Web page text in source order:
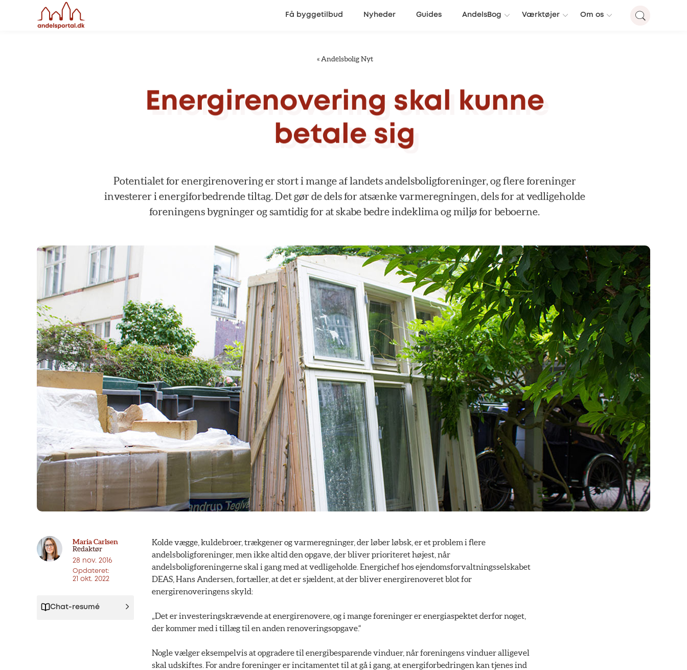
Få byggetilbud Nyheder Guides AndelsBog Værktøjer Om os
« Andelsbolig Nyt
Energirenovering skal
kunne
betale sig
Potentialet for energirenovering er stort i mange af landets andelsboligforeninger, og flere foreninger
investerer i energiforbedrende tiltag. Det gør de dels for atsænke varmeregningen, dels for at vedligeholde
foreningensbygningerogsamtidigforatskabebedreindeklimaogmiljøforbeboerne.
Maria Carlsen
Redaktør
28 nov. 2016
Opdateret:
21 okt. 2022
Chat-resumé
Kolde vægge, kuldebroer, trækgener og varmeregninger, der løber løbsk, er et problem i flere
andelsboligforeninger, men ikke altid den opgave, der bliver prioriteret højest, når
andelsboligforeningerne skal i gang med at vedligeholde. Energichef hos ejendomsforvaltningsselskabet
DEAS, Hans Andersen, fortæller, at det er sjældent, at der bliver energirenoveret blot for
energirenoveringens skyld:
„Det er investeringskrævende at energirenovere, og i mange foreninger er energiaspektet derfor noget,
der kommer med i tillæg til en anden renoveringsopgave.“
Nogle vælger eksempelvis at opgradere til energibesparende vinduer, når foreningens vinduer alligevel
skal udskiftes. For andre foreninger er incitamentet til at gå i gang, at energiforbedringen kan tjenes ind